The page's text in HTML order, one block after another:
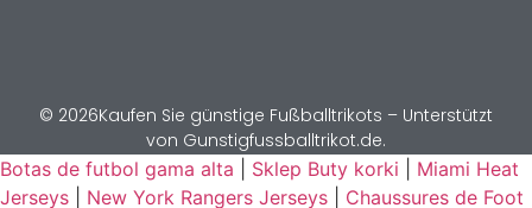
© 2026Kaufen Sie günstige Fußballtrikots – Unterstützt
von Gunstigfussballtrikot.de.
Botas de futbol gama alta
Sklep Buty korki
Miami Heat
Jerseys
New York Rangers Jerseys Chaussures de Foot